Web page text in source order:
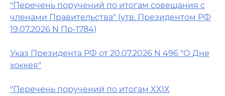
"Перечень поручений по итогам совещания с
членами Правительства" (утв. Президентом РФ
19.07.2026 N Пр-1784)
Указ Президента РФ от 20.07.2026 N 496 "О Дне
хоккея"
"Перечень поручений по итогам XXIX